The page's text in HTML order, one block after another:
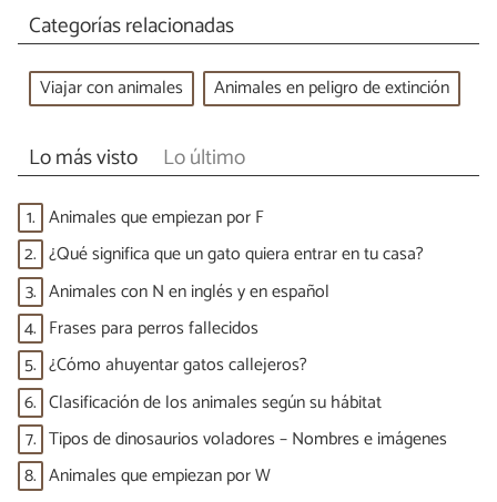
Categorías relacionadas
Viajar con animales Animales en peligro de extinción
Lo más visto Lo último
1. Animales que empiezan por F
2. ¿Qué significa que un gato quiera entrar en tu casa?
3. Animales con N en inglés y en español
4. Frases para perros fallecidos
5. ¿Cómo ahuyentar gatos callejeros?
6. Clasificación de los animales según su hábitat
7. Tipos de dinosaurios voladores – Nombres e imágenes
8. Animales que empiezan por W